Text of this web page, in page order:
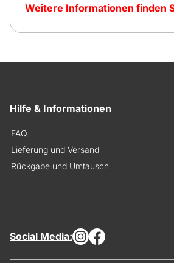
Weitere Informationen finden
Hilfe & Informationen
FAQ
Lieferung und Versand
Rückgabe und Umtausch
Social Media: